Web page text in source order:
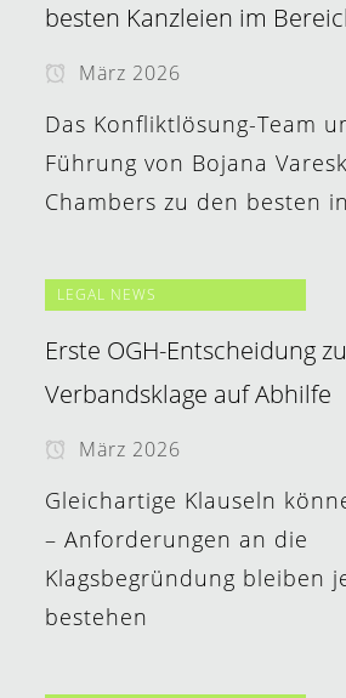
besten Kanzleien im
März 2026
Das Konfliktlösung-Team
Führung von Bojana
Chambers zu den besten
LEGAL NEWS
Erste OGH-Entscheidung
Verbandsklage auf Abhilfe
März 2026
Gleichartige Klauseln
– Anforderungen an die
Klagsbegründung bleiben
bestehen